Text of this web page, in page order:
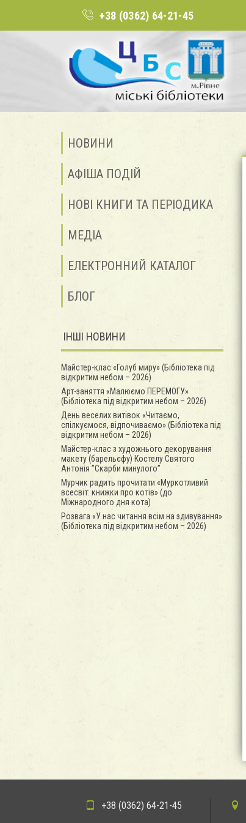
+38 (0362) 64-21-45
НОВИНИ
АФІША ПОДІЙ
НОВІ КНИГИ ТА ПЕРІОДИКА
МЕДІА
ЕЛЕКТРОННИЙ КАТАЛОГ
БЛОГ
ІНШІ НОВИНИ
Майстер-клас «Голуб миру» (Бібліотека під
відкритим небом – 2026)
Арт-заняття «Малюємо ПЕРЕМОГУ»
(Бібліотека під відкритим небом – 2026)
День веселих витівок «Читаємо,
спілкуємося, відпочиваємо» (Бібліотека під
відкритим небом – 2026)
Майстер-клас з художнього декорування
макету (барельєфу) Костелу Святого
Антонія ”Скарби минулого”
Мурчик радить прочитати «Муркотливий
всесвіт: книжки про котів» (до
Міжнародного дня кота)
Розвага «У нас читання всім на здивування»
(Бібліотека під відкритим небом – 2026)
+38 (0362) 64-21-45